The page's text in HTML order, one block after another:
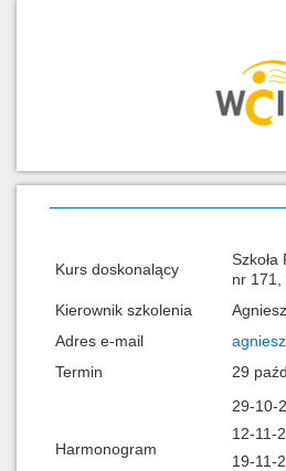
Kurs doskonalący
nr 171,
Kierownik szkolenia
Adres e-mail
Termin
29
Harmonogram
29-10-
12-11-
19-11-